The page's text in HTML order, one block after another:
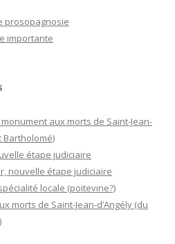
prosopagnosie
importante
monument aux morts de Saint-Jean-
Bartholomé)
étape judiciaire
nouvelle étape judiciaire
locale (poitevine?)
morts de Saint-Jean-d’Angély (du